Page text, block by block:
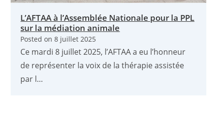
L’AFTAA à l’Assemblée Nationale pour la PPL
sur la médiation animale
Posted on8 juillet 2025
Ce mardi 8 juillet 2025, l’AFTAA a eu l’honneur
de représenter la voix de la thérapie assistée
par l…